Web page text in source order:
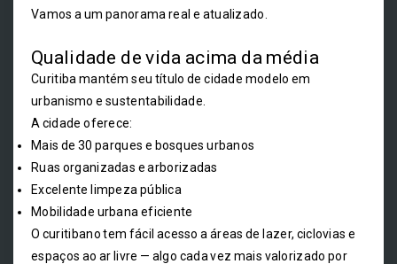
Vamos a um panorama real e atualizado.
Qualidade de vida acima da média
Curitiba mantém seu título de cidade modelo em
urbanismo e sustentabilidade.
A cidade oferece:
Mais de 30 parques e bosques urbanos
Ruas organizadas e arborizadas
Excelente limpeza pública
Mobilidade urbana eficiente
O curitibano tem fácil acesso a áreas de lazer, ciclovias e
espaços ao ar livre — algo cada vez mais valorizado por